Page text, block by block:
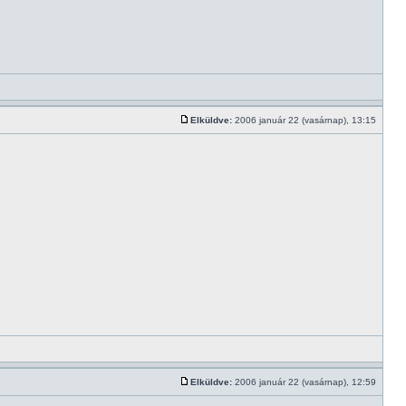
Elküldve: 2006 január 22 (vasárnap), 13:15
Elküldve: 2006 január 22 (vasárnap), 12:59